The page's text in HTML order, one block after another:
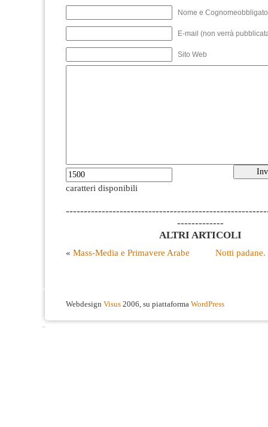
Nome e
E-mail (non verrà
Sito Web
caratteri disponibili
-------------
ALTRI ARTICOLI
« Mass-Media e Primavere Arabe Notti
Webdesign Visus 2006, su piattaforma WordPress